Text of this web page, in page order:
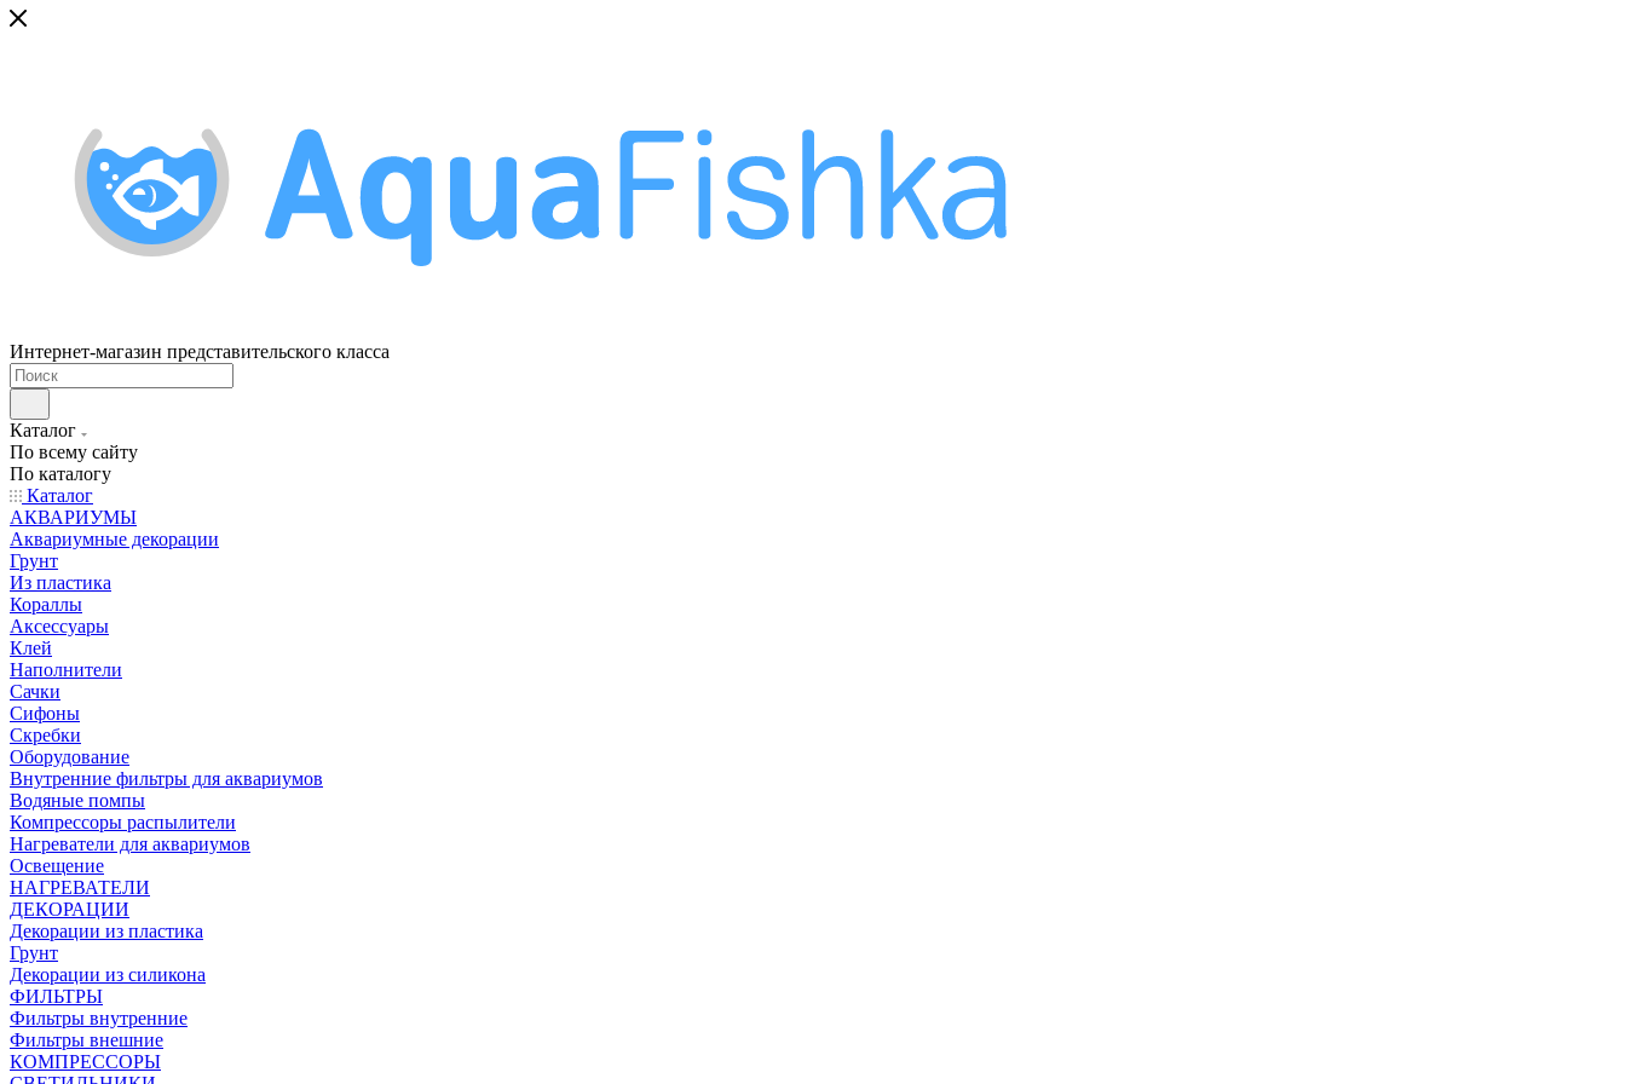
Интернет-магазин представительского класса
Каталог
По всему сайту
По каталогу
Каталог
АКВАРИУМЫ
Аквариумные декорации
Грунт
Из пластика
Кораллы
Аксессуары
Клей
Наполнители
Сачки
Сифоны
Скребки
Оборудование
Внутренние фильтры для аквариумов
Водяные помпы
Компрессоры распылители
Нагреватели для аквариумов
Освещение
НАГРЕВАТЕЛИ
ДЕКОРАЦИИ
Декорации из пластика
Грунт
Декорации из силикона
ФИЛЬТРЫ
Фильтры внутренние
Фильтры внешние
КОМПРЕССОРЫ